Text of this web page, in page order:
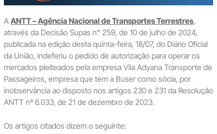
A ANTT – Agência Nacional de Transportes Terrestres,
através da Decisão Supas n° 259, de 10 de julho de 2024,
publicada na edição desta quinta-feira, 18/07, do Diário Oficial
da União, indeferiu o pedido de autorização para operar os
mercados pleiteados pela empresa Vila Adyana Transporte de
Passageiros, empresa que tem a Buser como sócia, por
inobservância ao disposto nos artigos 230 e 231 da Resolução
ANTT nº 6.033, de 21 de dezembro de 2023.
Os artigos citados dizem o seguinte: